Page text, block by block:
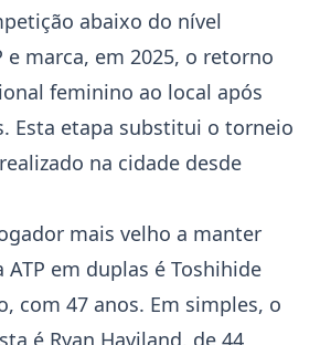
abaixo do nível
e marca, em 2025, o retorno
feminino ao local após
Esta etapa substitui o torneio
na cidade desde
mais velho a manter
ATP em duplas é Toshihide
com 47 anos. Em simples, o
é Ryan Haviland, de 44